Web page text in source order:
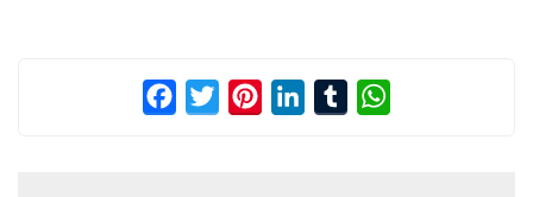
FacebookTwitterPinterestLinkedInTumblr